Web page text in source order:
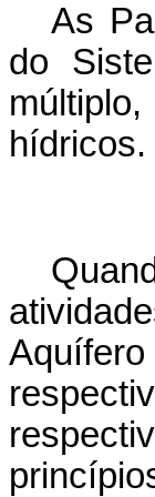
As
do
hídricos.